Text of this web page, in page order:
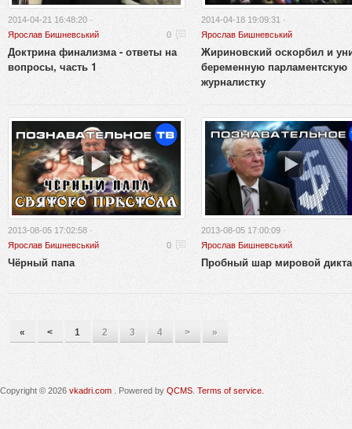
2014-04-21 16:48:20 ·
Ярослав Бишневський
0
Доктрина финализма - ответы на
вопросы, часть 1
2014-04-18 19:09:31 ·
Ярослав Бишневський
Жириновский оскорбил и
беременную парламентскую
журналистку
2013-08-05 17:02:58 ·
Ярослав Бишневський
0
Чёрный папа
2013-08-05 17:00:09 ·
Ярослав Бишневський
Пробный шар мировой
« < 1 2 3 4 > »
Copyright © 2026 vkadri.com . Powered by QCMS Terms of service.